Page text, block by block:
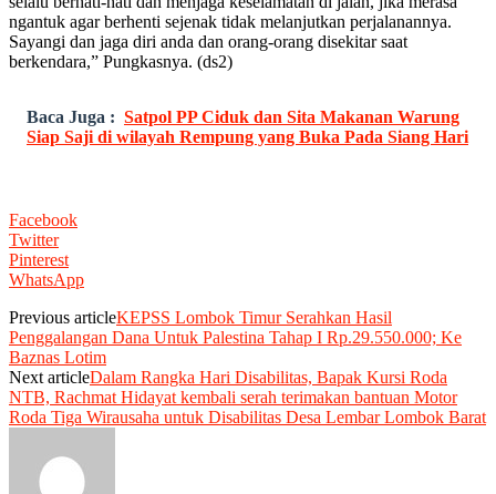
ngantuk agar berhenti sejenak tidak melanjutkan perjalanannya.
Sayangi dan jaga diri anda dan orang-orang disekitar saat
berkendara,” Pungkasnya. (ds2)
Baca Juga : Satpol PP Ciduk dan Sita Makanan Warung
Siap Saji di wilayah Rempung yang Buka Pada Siang Hari
Facebook
Twitter
Pinterest
WhatsApp
Previous articleKEPSS Lombok Timur Serahkan Hasil
Penggalangan Dana Untuk Palestina Tahap I Rp.29.550.000; Ke
Baznas Lotim
Next articleDalam Rangka Hari Disabilitas, Bapak Kursi Roda
NTB, Rachmat Hidayat kembali serah terimakan bantuan Motor
Roda Tiga Wirausaha untuk Disabilitas Desa Lembar Lombok Barat